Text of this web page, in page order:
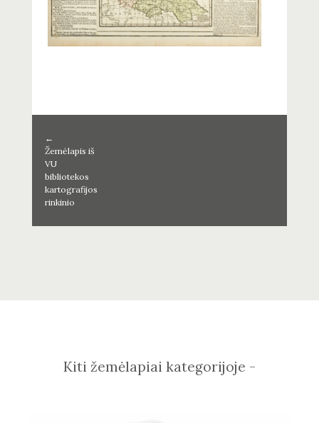
←
Žemėlapis iš
VU
bibliotekos
kartografijos
rinkinio
Kiti žemėlapiai kategorijoje -